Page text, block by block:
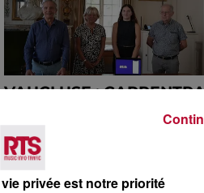
VAUCLUSE :
APPLICATION QUI AIDE
À...
privée est notre priorité